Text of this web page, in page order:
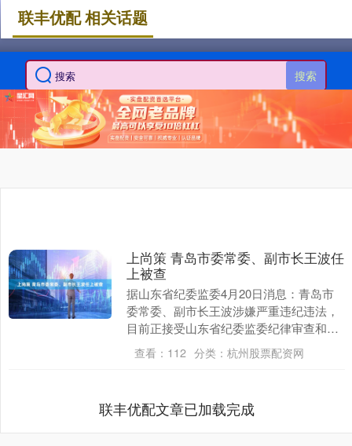
搜索
联丰优配 相关话题
上尚策 青岛市委常委、副市长王波任
上被查
据山东省纪委监委4月20日消息：青岛市
委常委、副市长王波涉嫌严重违纪违法，
目前正接受山东省纪委监委纪律审查和监
察调查。 王波，1970年9月生，现任青岛
市委常委....
查看： 112 分类： 杭州股票配资网
联丰优配文章已加载完成